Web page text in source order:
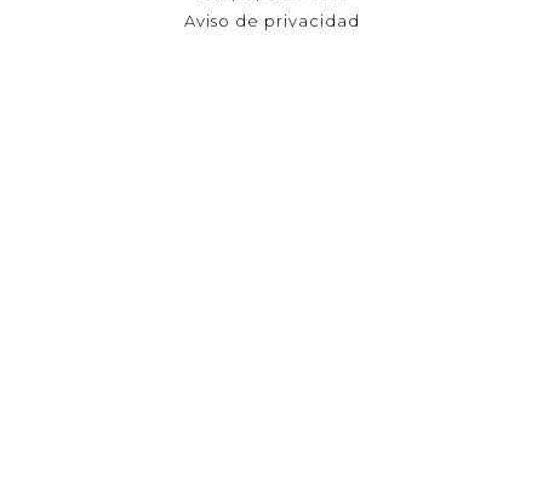
Aviso de privacidad